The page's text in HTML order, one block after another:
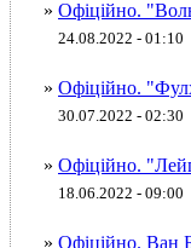
» Офіційно.
24.08.2022 - 01:10
» Офіційно.
30.07.2022 - 02:30
» Офіційно.
18.06.2022 - 09:00
» Офіційно. Ван